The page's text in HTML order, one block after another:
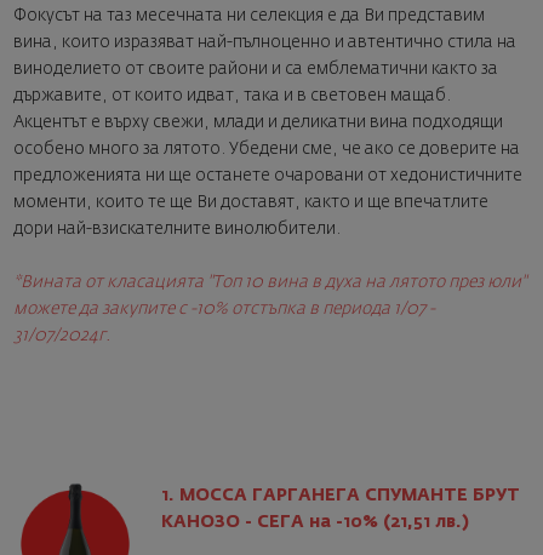
Фокусът на таз месечната ни селекция е да Ви представим
вина, които изразяват най-пълноценно и автентично стила на
виноделието от своите райони и са емблематични както за
държавите, от които идват, така и в световен мащаб.
Акцентът е върху свежи, млади и деликатни вина подходящи
особено много за лятото. Убедени сме, че ако се доверите на
предложенията ни ще останете очаровани от хедонистичните
моменти, които те ще Ви доставят, както и ще впечатлите
дори най-взискателните винолюбители.
*Вината от класацията "Топ 10 вина в духа на лятото през юли"
можете да закупите с -10% отстъпка в периода 1/07 -
31/07/2024г.
1. МОССА ГАРГАНЕГА СПУМАНТЕ БРУТ
КАНОЗО - СЕГА на -10% (21,51 лв.)